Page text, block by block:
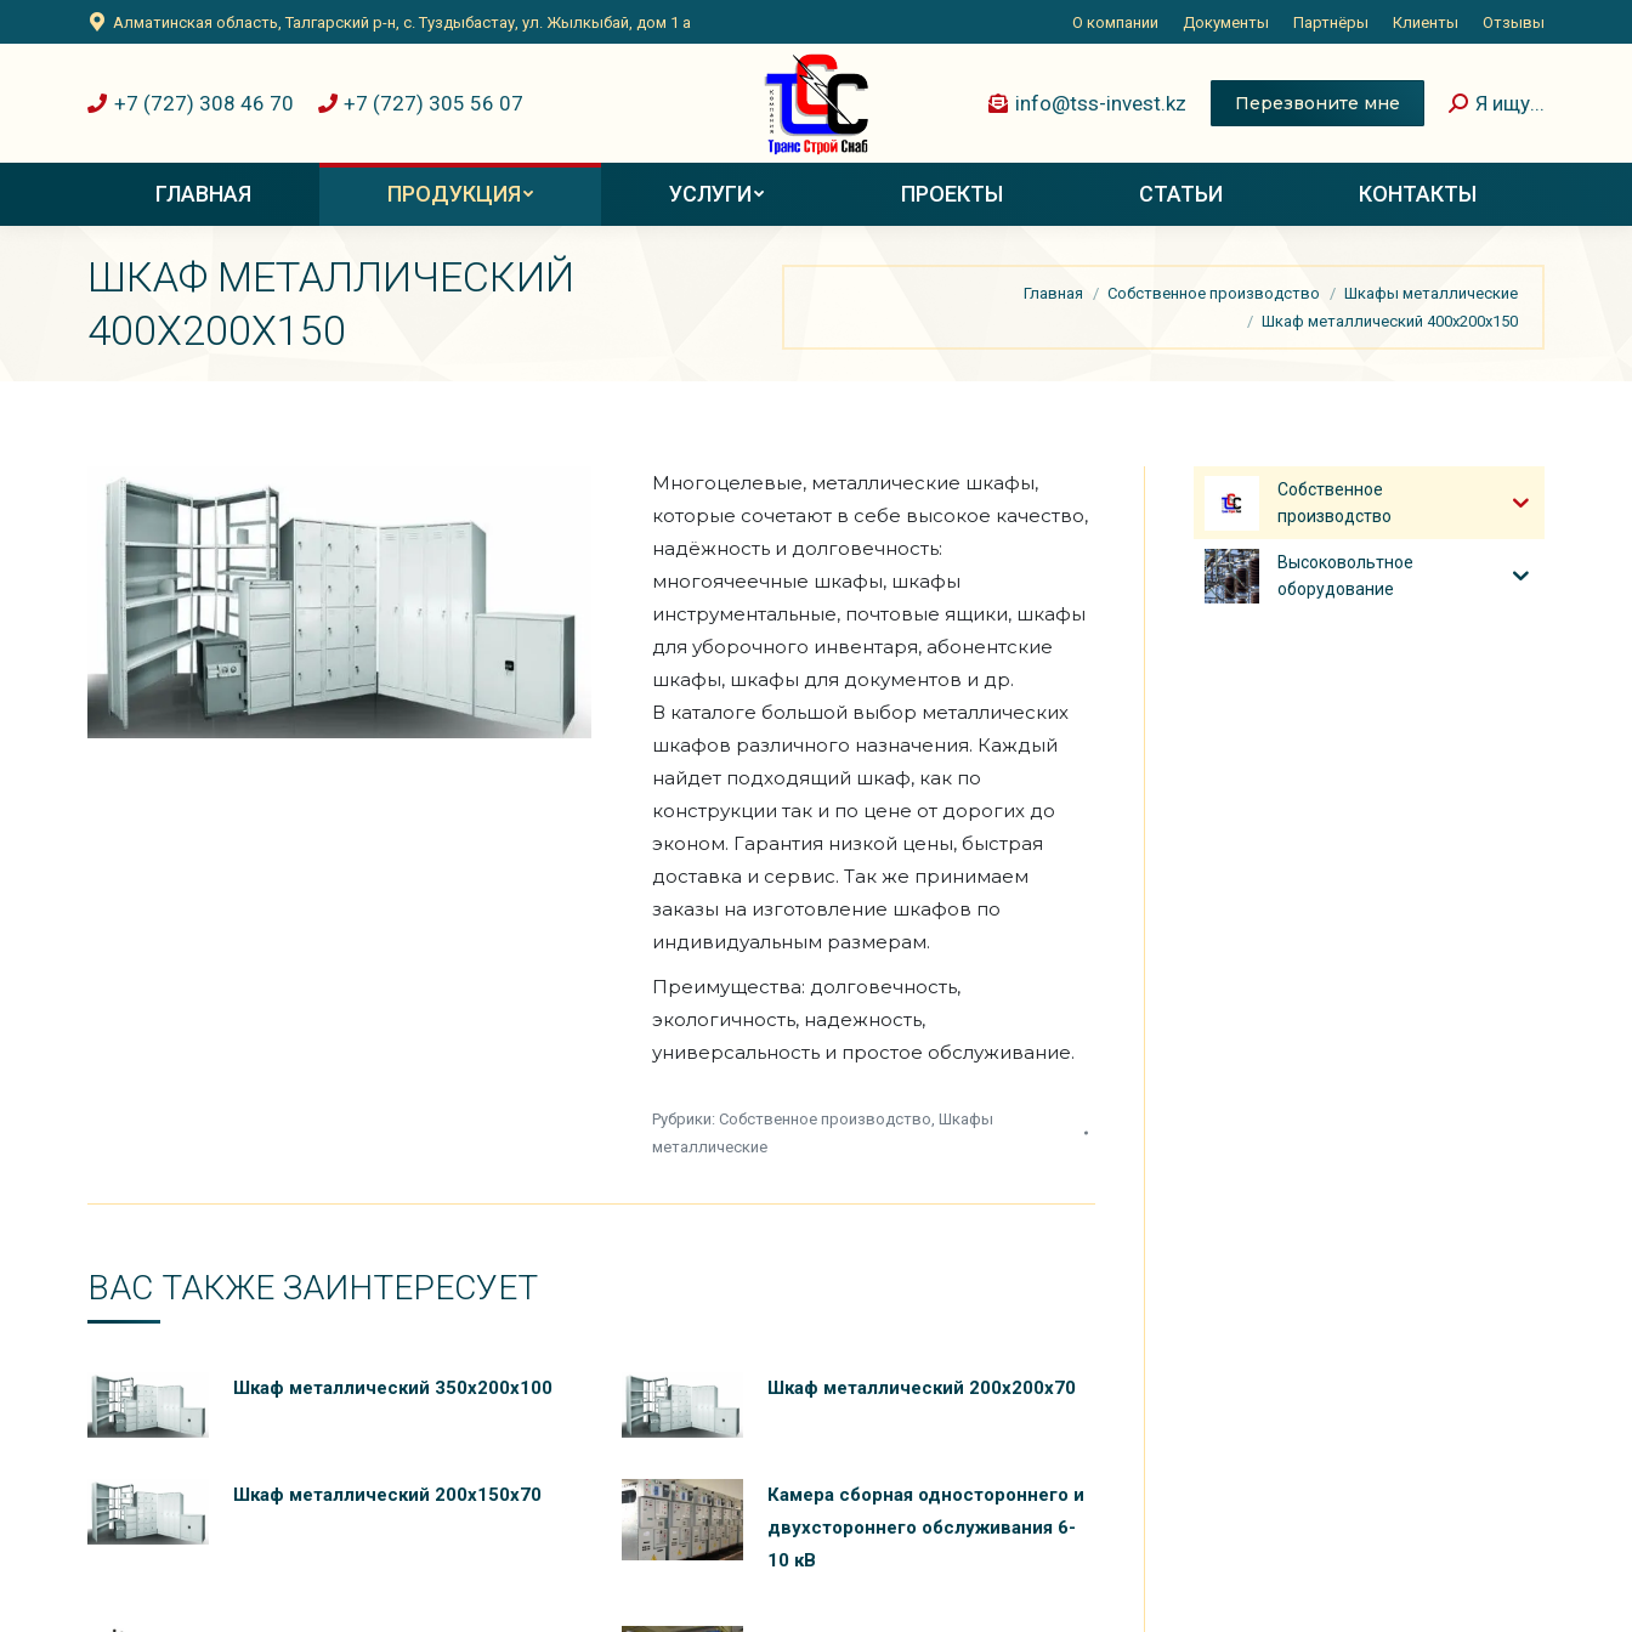
Алматинская область, Талгарский р-н, с. Туздыбастау, ул. Жылкыбай, дом 1 а О компании Документы Партнёры Клиенты Отзывы
+7 (727) 308 46 70 +7 (727) 305 56 07 info@tss-invest.kz Перезвоните мне Я ищу...
ГЛАВНАЯ ПРОДУКЦИЯ УСЛУГИ ПРОЕКТЫ СТАТЬИ КОНТАКТЫ
ШКАФ МЕТАЛЛИЧЕСКИЙ
400Х200Х150
Вы здесь:
Главная Собственное производство
Шкафы металлические
Шкаф металлический 400х200х150
Многоцелевые, металлические шкафы,
которые сочетают в себе высокое качество,
надёжность и долговечность:
многоячеечные шкафы, шкафы
инструментальные, почтовые ящики, шкафы
для уборочного инвентаря, абонентские
шкафы, шкафы для документов и др.
В каталоге большой выбор металлических
шкафов различного назначения. Каждый
найдет подходящий шкаф, как по
конструкции так и по цене от дорогих до
эконом. Гарантия низкой цены, быстрая
доставка и сервис. Так же принимаем
заказы на изготовление шкафов по
индивидуальным размерам.
Преимущества: долговечность,
экологичность, надежность,
универсальность и простое обслуживание.
Рубрики: Собственное производство, Шкафы
металлические
ВАС ТАКЖЕ ЗАИНТЕРЕСУЕТ
Шкаф металлический 350х200х100 Шкаф металлический 200х200х70
Шкаф металлический 200х150х70
Камера сборная одностороннего и
двухстороннего обслуживания 6-
10 кВ
Собственное
производство
Высоковольтное
оборудование